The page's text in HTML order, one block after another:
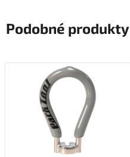
Podobné produkty